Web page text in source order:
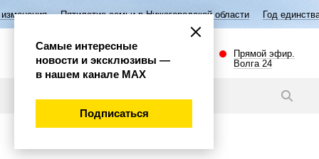
семьи в Нижегородской области Год единства народов России
Прямой эфир.
Волга 24
Самые интересные
новости и эксклюзивы —
в нашем канале МАХ
Подписаться